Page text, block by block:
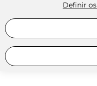
Definir